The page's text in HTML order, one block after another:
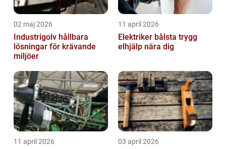
02 maj 2026
Industrigolv hållbara
lösningar för krävande
miljöer
11 april 2026
Elektriker bålsta trygg
elhjälp nära dig
11 april 2026 03 april 2026